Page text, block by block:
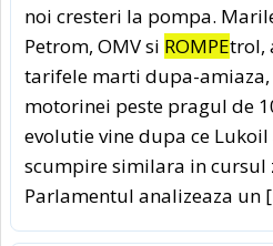
noi cresteri la pompa.
Petrom, OMV si ROMPEtrol,
tarifele marti dupa-
motorinei peste pragul de
evolutie vine dupa ce
scumpire similara in cursul
Parlamentul analizeaza un